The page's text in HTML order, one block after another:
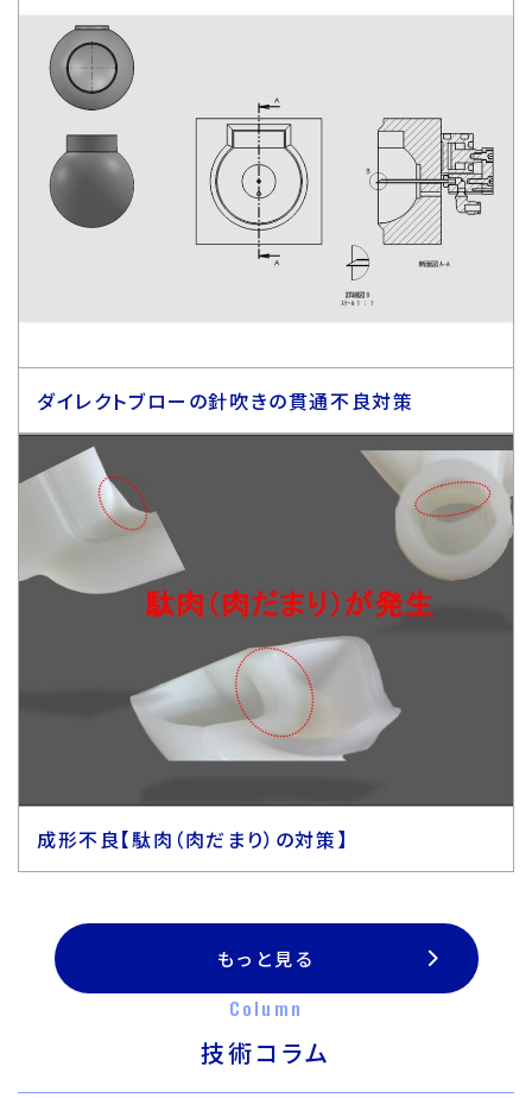
ダイレクトブローの針吹きの貫通不良対策
成形不良【駄肉（肉だまり）の対策】
もっと見る
Column
技術コラム